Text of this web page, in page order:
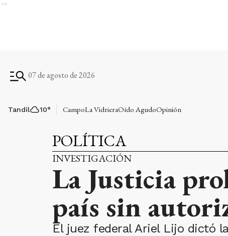
Ads
07 de agosto de 2026
Tandil 10° CampoLa VidrieraOído AgudoOpinión
POLÍTICA
INVESTIGACIÓN
La Justicia
país sin
El juez federal Ariel Lijo dictó